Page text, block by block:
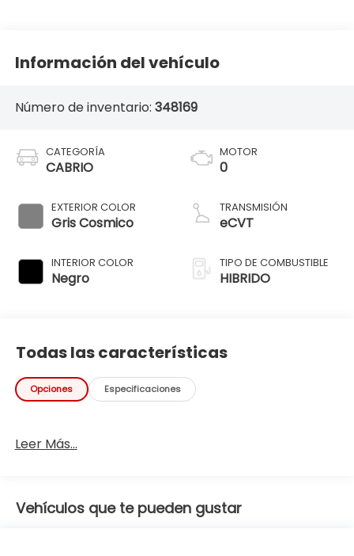
Información del vehículo
Número de inventario: 348169
CATEGORÍA
CABRIO
EXTERIOR COLOR
Gris Cosmico
INTERIOR COLOR
Negro
MOTOR
0
TRANSMISIÓN
eCVT
TIPO DE COMBUSTIBLE
HIBRIDO
Todas las características
Opciones Especificaciones
Leer Más...
Vehículos que te pueden gustar